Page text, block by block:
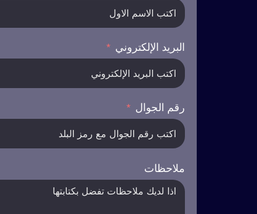
البريد الإلكتروني
رقم الجوال
ملاحظات